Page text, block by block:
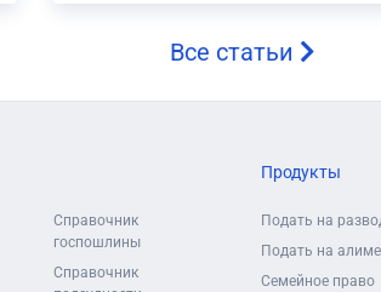
Все статьи
Справочник
госпошлины
Справочник
Продукты
Подать на
Подать на
Семейное право